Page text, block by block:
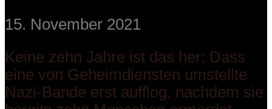
15. November 2021
Keine zehn Jahre ist das her: Dass
eine von Geheimdiensten umstellte
Nazi-Bande erst aufflog, nachdem sie